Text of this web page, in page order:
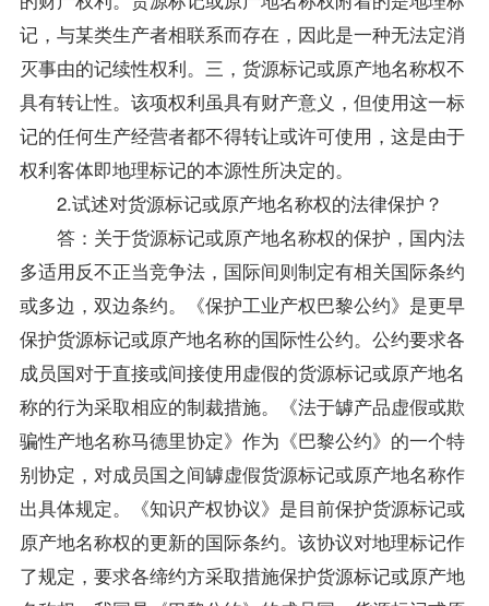
记，与某类生产者相联系而存在，因此是一种无法定消
灭事由的记续性权利。三，货源标记或原产地名称权不
具有转让性。该项权利虽具有财产意义，但使用这一标
记的任何生产经营者都不得转让或许可使用，这是由于
权利客体即地理标记的本源性所决定的。
2.试述对货源标记或原产地名称权的法律保护？
答：关于货源标记或原产地名称权的保护，国内法
多适用反不正当竞争法，国际间则制定有相关国际条约
或多边，双边条约。《保护工业产权巴黎公约》是更早
保护货源标记或原产地名称的国际性公约。公约要求各
成员国对于直接或间接使用虚假的货源标记或原产地名
称的行为采取相应的制裁措施。《法于罅产品虚假或欺
骗性产地名称马德里协定》作为《巴黎公约》的一个特
别协定，对成员国之间罅虚假货源标记或原产地名称作
出具体规定。《知识产权协议》是目前保护货源标记或
原产地名称权的更新的国际条约。该协议对地理标记作
了规定，要求各缔约方采取措施保护货源标记或原产地